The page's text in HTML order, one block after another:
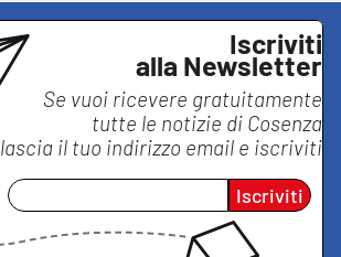
Iscriviti
alla Newsletter
Se vuoi ricevere gratuitamente
tutte le notizie di Cosenza
lascia il tuo indirizzo email e iscriviti
Iscriviti